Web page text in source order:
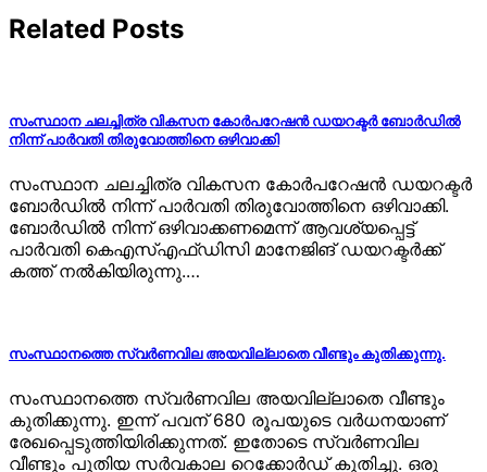
Related Posts
സംസ്ഥാന ചലച്ചിത്ര വികസന കോര്‍പറേഷന്‍ ഡയറക്ടര്‍ ബോര്‍ഡില്‍
നിന്ന് പാര്‍വതി തിരുവോത്തിനെ ഒഴിവാക്കി
സംസ്ഥാന ചലച്ചിത്ര വികസന കോര്‍പറേഷന്‍ ഡയറക്ടര്‍
ബോര്‍ഡില്‍ നിന്ന് പാര്‍വതി തിരുവോത്തിനെ ഒഴിവാക്കി.
ബോര്‍ഡില്‍ നിന്ന് ഒഴിവാക്കണമെന്ന് ആവശ്യപ്പെട്ട്
പാര്‍വതി കെഎസ്എഫ്ഡിസി മാനേജിങ് ഡയറക്ടര്‍ക്ക്
കത്ത് നല്‍കിയിരുന്നു.…
സംസ്ഥാനത്തെ സ്വര്‍ണവില അയവില്ലാതെ വീണ്ടും കുതിക്കുന്നു.
സംസ്ഥാനത്തെ സ്വര്‍ണവില അയവില്ലാതെ വീണ്ടും
കുതിക്കുന്നു. ഇന്ന് പവന് 680 രൂപയുടെ വര്‍ധനയാണ്
രേഖപ്പെടുത്തിയിരിക്കുന്നത്. ഇതോടെ സ്വര്‍ണവില
വീണ്ടും പുതിയ സര്‍വകാല റെക്കോര്‍ഡ് കുതിച്ചു. ഒരു